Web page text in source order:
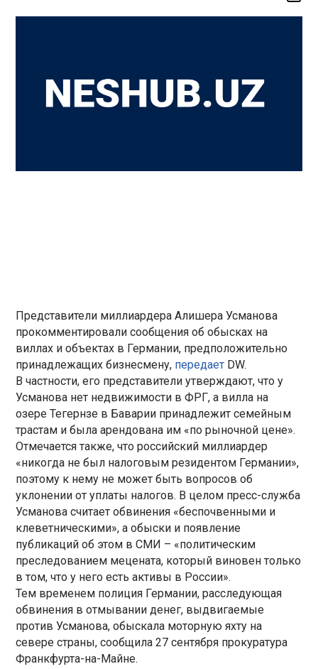
Представители миллиардера Алишера Усманова
прокомментировали сообщения об обысках на
виллах и объектах в Германии, предположительно
принадлежащих бизнесмену, передает DW.
В частности, его представители утверждают, что у
Усманова нет недвижимости в ФРГ, а вилла на
озере Тегернзе в Баварии принадлежит семейным
трастам и была арендована им «по рыночной цене».
Отмечается также, что российский миллиардер
«никогда не был налоговым резидентом Германии»,
поэтому к нему не может быть вопросов об
уклонении от уплаты налогов. В целом пресс-служба
Усманова считает обвинения «беспочвенными и
клеветническими», а обыски и появление
публикаций об этом в СМИ – «политическим
преследованием мецената, который виновен только
в том, что у него есть активы в России».
Тем временем полиция Германии, расследующая
обвинения в отмывании денег, выдвигаемые
против Усманова, обыскала моторную яхту на
севере страны, сообщила 27 сентября прокуратура
Франкфурта-на-Майне.